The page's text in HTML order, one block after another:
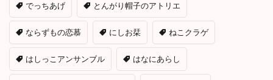
でっちあげ とんがり帽子のアトリエ
ならずもの恋慕 にしお栞 ねこクラゲ
はしっこアンサンブル はなにあらし